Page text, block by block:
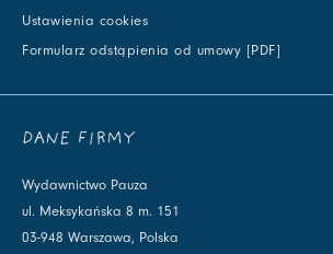
Ustawienia cookies
Formularz odstąpienia od umowy [PDF]
DANE FIRMY
Wydawnictwo Pauza
ul. Meksykańska 8 m. 151
03-948 Warszawa, Polska